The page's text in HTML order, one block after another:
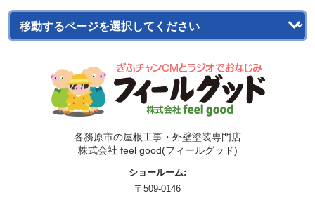
各務原市の屋根工事・外壁塗装専門店
株式会社 feel good(フィールグッド)
ショールーム:
〒509-0146